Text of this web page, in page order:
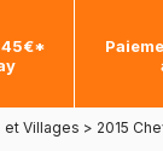
45€*
et Villages > 2015